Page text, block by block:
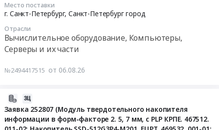
Место поставки
г. Санкт-Петербург,Санкт-Петербург город
Отрасли
Вычислительное оборудование, Компьютеры,
Серверы и их части
№2494417515 от 06.08.26
Заявка 252807 (Модуль твердотельного накопителя
информации в форм-факторе 2. 5, 7 мм, с PLP КРПЕ. 467512.